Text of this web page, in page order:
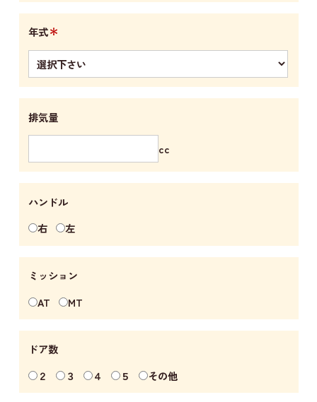
年式＊
排気量
cc
ハンドル
右
左
ミッション
AT
MT
ドア数
２
３ ４ ５ その他